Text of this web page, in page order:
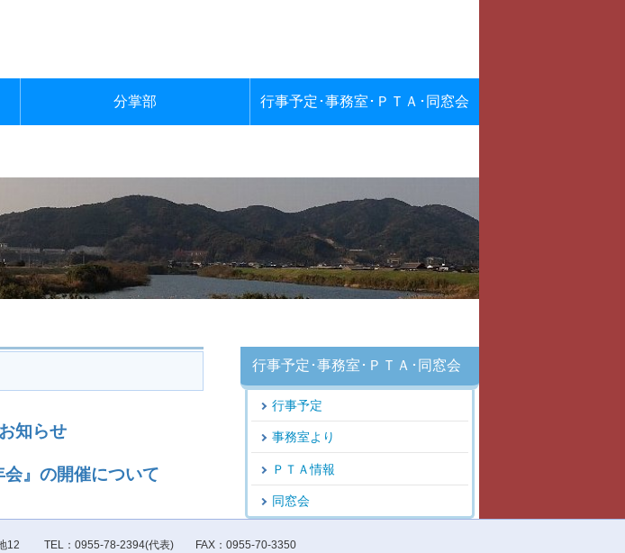
分掌部 行事予定･事務室･ＰＴＡ･同窓会
知らせ
』の開催について
行事予定･事務室･ＰＴＡ･同窓会
行事予定
事務室より
ＰＴＡ情報
同窓会
地12 TEL：0955-78-2394(代表) FAX：0955-70-3350